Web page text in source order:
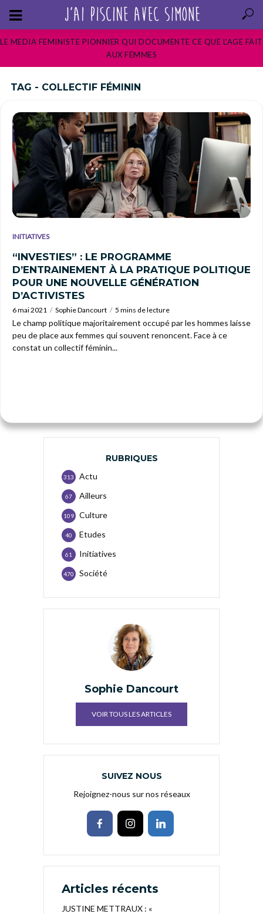
LE MEDIA FEMINISTE PIONNIER QUI DOCUMENTE CE QUE L’AGE FAIT
AUX FEMMES
TAG - COLLECTIF FÉMININ
INITIATIVES
“INVESTIES” : LE PROGRAMME
D’ENTRAINEMENT À LA PRATIQUE POLITIQUE
POUR UNE NOUVELLE GÉNÉRATION
D’ACTIVISTES
6 mai 2021 Sophie Dancourt 5 mins de lecture
Le champ politique majoritairement occupé par les hommes laisse
peu de place aux femmes qui souvent renoncent. Face à ce
constat un collectif féminin...
RUBRIQUES
Actu
313
Ailleurs
67
Culture
109
Etudes
40
Initiatives
61
Société
470
Sophie Dancourt
VOIR TOUS LES ARTICLES
SUIVEZ NOUS
Rejoignez-nous sur nos réseaux
Articles récents
JUSTINE METTRAUX : «